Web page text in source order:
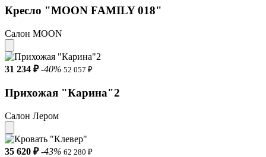
Кресло "MOON FAMILY 018"
Салон MOON
31 234 ₽ -40% 52 057 ₽
Прихожая "Карина"2
Салон Лером
35 620 ₽ -43% 62 280 ₽